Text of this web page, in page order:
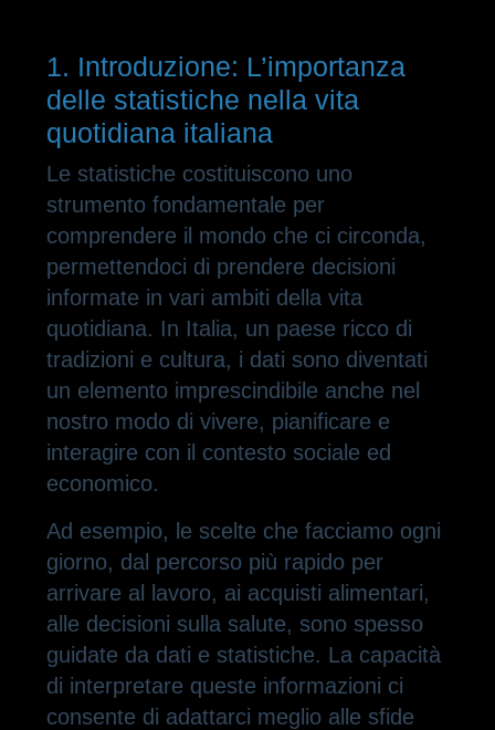
1. Introduzione: L’importanza
delle statistiche nella vita
quotidiana italiana
Le statistiche costituiscono uno
strumento fondamentale per
comprendere il mondo che ci circonda,
permettendoci di prendere decisioni
informate in vari ambiti della vita
quotidiana. In Italia, un paese ricco di
tradizioni e cultura, i dati sono diventati
un elemento imprescindibile anche nel
nostro modo di vivere, pianificare e
interagire con il contesto sociale ed
economico.
Ad esempio, le scelte che facciamo ogni
giorno, dal percorso più rapido per
arrivare al lavoro, ai acquisti alimentari,
alle decisioni sulla salute, sono spesso
guidate da dati e statistiche. La capacità
di interpretare queste informazioni ci
consente di adattarci meglio alle sfide